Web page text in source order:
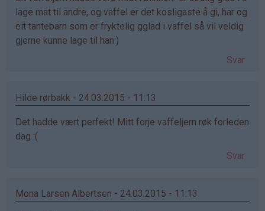
lage mat til andre, og vaffel er det kosligaste å gi, har og
eit tantebarn som er fryktelig gglad i vaffel så vil veldig
gjerne kunne lage til han:)
Svar
Hilde rørbakk - 24.03.2015 - 11:13
Det hadde vært perfekt! Mitt forje vaffeljern røk forleden
dag :(
Svar
Mona Larsen Albertsen - 24.03.2015 - 11:13